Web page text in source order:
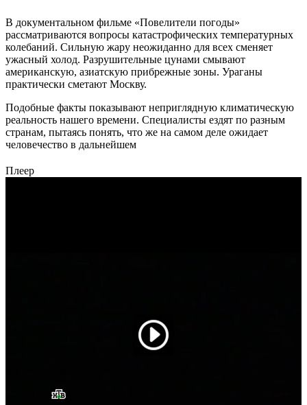
В документальном фильме «Повелители погоды»
рассматриваются вопросы катастрофических температурных
колебаний. Сильную жару неожиданно для всех сменяет
ужасный холод. Разрушительные цунами смывают
американскую, азиатскую прибрежные зоны. Ураганы
практически сметают Москву.
Подобные факты показывают неприглядную климатическую
реальность нашего времени. Специалисты ездят по разным
странам, пытаясь понять, что же на самом деле ожидает
человечество в дальнейшем
Плеер